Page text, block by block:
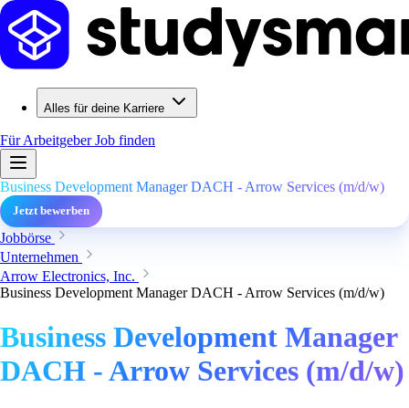
Alles für deine Karriere
Für ArbeitgeberJob finden
Business Development Manager DACH - Arrow Services (m/d/w)
Jetzt bewerben
Jobbörse
Unternehmen
Arrow Electronics, Inc.
Business Development Manager DACH - Arrow Services (m/d/w)
Business Development Manager
DACH - Arrow Services (m/d/w)